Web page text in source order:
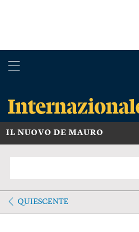
IL NUOVO DE MAURO
QUIESCENTE